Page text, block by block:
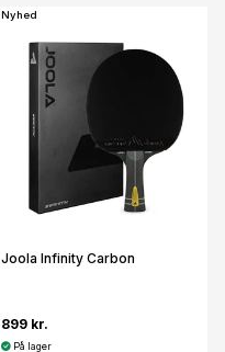
Nyhed
Joola Infinity Carbon
899 kr.
På lager